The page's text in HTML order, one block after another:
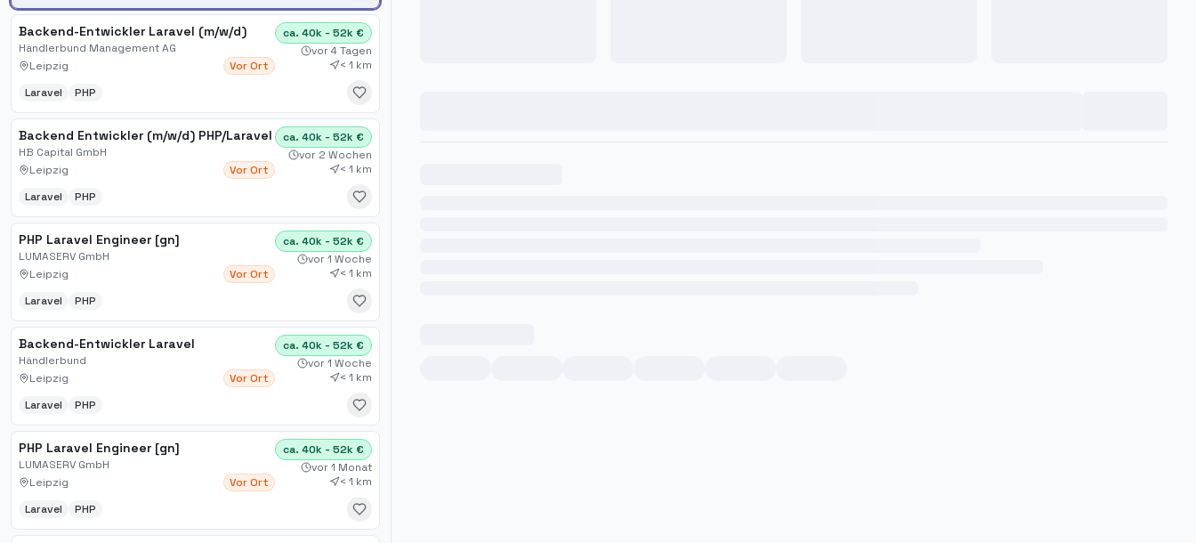
Backend-Entwickler Laravel (m/w/d)
Händlerbund Management AG
Leipzig
Vor Ort
ca. 40k - 52k €
vor 4 Tagen
< 1 km
Laravel
PHP
Backend Entwickler (m/w/d) PHP/Laravel
HB Capital GmbH
Leipzig
Vor Ort
ca. 40k - 52k €
vor 2 Wochen
< 1 km
Laravel
PHP
PHP Laravel Engineer [gn]
LUMASERV GmbH
Leipzig
Vor Ort
ca. 40k - 52k €
vor 1 Woche
< 1 km
Laravel
PHP
Backend-Entwickler Laravel
Händlerbund
Leipzig
Vor Ort
ca. 40k - 52k €
vor 1 Woche
< 1 km
Laravel
PHP
PHP Laravel Engineer [gn]
LUMASERV GmbH
Leipzig
Vor Ort
ca. 40k - 52k €
vor 1 Monat
< 1 km
Laravel
PHP